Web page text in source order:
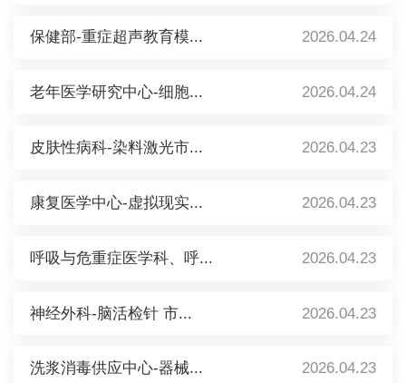
保健部-重症超声教育模... 2026.04.24
老年医学研究中心-细胞... 2026.04.24
皮肤性病科-染料激光市... 2026.04.23
康复医学中心-虚拟现实... 2026.04.23
呼吸与危重症医学科、呼... 2026.04.23
神经外科-脑活检针 市... 2026.04.23
洗浆消毒供应中心-器械... 2026.04.23